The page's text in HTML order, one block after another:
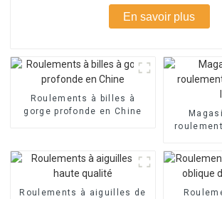
En savoir plus
Roulements à billes à
gorge profonde en Chine
Roulements à aiguilles de